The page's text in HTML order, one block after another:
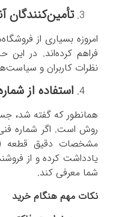
تأمین‌کنندگان
امروزه بسیاری از
فراهم کرده‌اند. در
نظرات کاربران و
استفاده از
همانطور که گفته شد،
روش است. اگر شماره
مشخصات دقیق قطعه
یادداشت کرده و از
شما معرفی کند.
نکات مهم هنگام خرید